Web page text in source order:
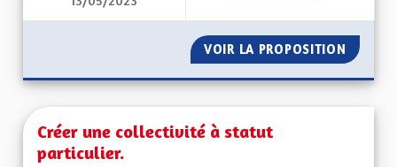
VOIR LA PROPOSITION
Créer une collectivité à statut
particulier.